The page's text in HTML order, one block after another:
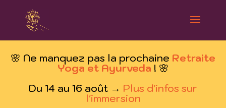
🌸 Ne manquez pas la prochaine Retraite
Yoga et Ayurveda ! 🌸
Du 14 au 16 août → Plus d'infos sur
l'immersion